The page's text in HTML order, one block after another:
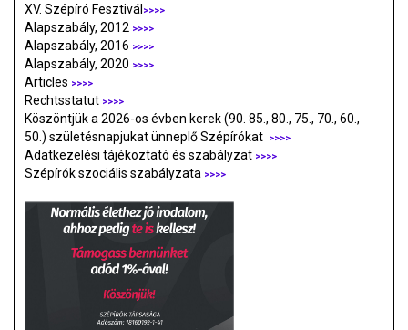
XV. Szépíró Fesztivál >>>>
Alapszabály, 2012 >>>>
Alapszabály, 2016 >>>>
Alapszabály, 2020 >>>>
Articles >>>>
Rechtsstatut >>>>
Köszöntjük a 2026-os évben kerek (90. 85., 80., 75., 70., 60.,
50.) születésnapjukat ünneplő Szépírókat
>>>>
Adatkezelési tájékoztató és szabályzat >>>>
Szépírók szociális szabályzata >>>>